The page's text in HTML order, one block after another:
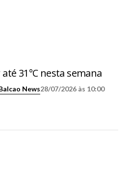
31°C nesta semana
News28/07/2026 às 10:00